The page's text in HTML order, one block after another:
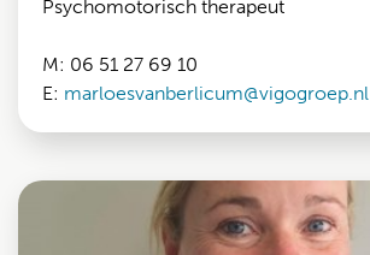
Psychomotorisch therapeut
M: 06 51 27 69 10
E: marloesvanberlicum@vigogroep.nl